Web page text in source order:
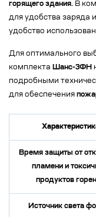
горящего здания. В
для удобства заряда
удобство
Для оптимального
комплекта Шанс-3ФН
подробными
для обеспечения
Время защиты от
пламени и
продуктов
Источник света